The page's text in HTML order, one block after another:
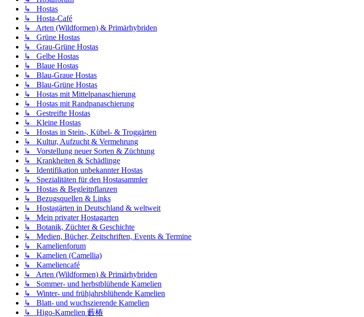
↳ Hostas
↳ Hosta-Café
↳ Arten (Wildformen) & Primärhybriden
↳ Grüne Hostas
↳ Grau-Grüne Hostas
↳ Gelbe Hostas
↳ Blaue Hostas
↳ Blau-Graue Hostas
↳ Blau-Grüne Hostas
↳ Hostas mit Mittelpanaschierung
↳ Hostas mit Randpanaschierung
↳ Gestreifte Hostas
↳ Kleine Hostas
↳ Hostas in Stein-, Kübel- & Troggärten
↳ Kultur, Aufzucht & Vermehrung
↳ Vorstellung neuer Sorten & Züchtung
↳ Krankheiten & Schädlinge
↳ Identifikation unbekannter Hostas
↳ Spezialitäten für den Hostasammler
↳ Hostas & Begleitpflanzen
↳ Bezugsquellen & Links
↳ Hostagärten in Deutschland & weltweit
↳ Mein privater Hostagarten
↳ Botanik, Züchter & Geschichte
↳ Medien, Bücher, Zeitschriften, Events & Termine
↳ Kamelienforum
↳ Kamelien (Camellia)
↳ Kameliencafé
↳ Arten (Wildformen) & Primärhybriden
↳ Sommer- und herbstblühende Kamelien
↳ Winter- und frühjahrsblühende Kamelien
↳ Blatt- und wuchszierende Kamelien
↳ Higo-Kamelien 藪椿